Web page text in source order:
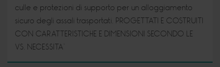
culle e protezioni di supporto per un alloggiamento
sicuro degli assali trasportati. PROGETTATI E COSTRUITI
CON CARATTERISTICHE E DIMENSIONI SECONDO LE
VS. NECESSITA’